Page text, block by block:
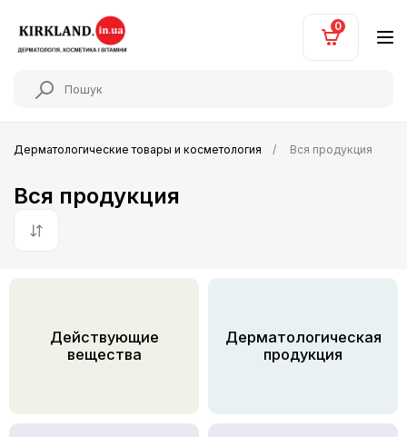
0
Дерматологические товары и косметология Вся продукция
Вся продукция
По умолчанию
Действующие
вещества
Дерматологическая
продукция